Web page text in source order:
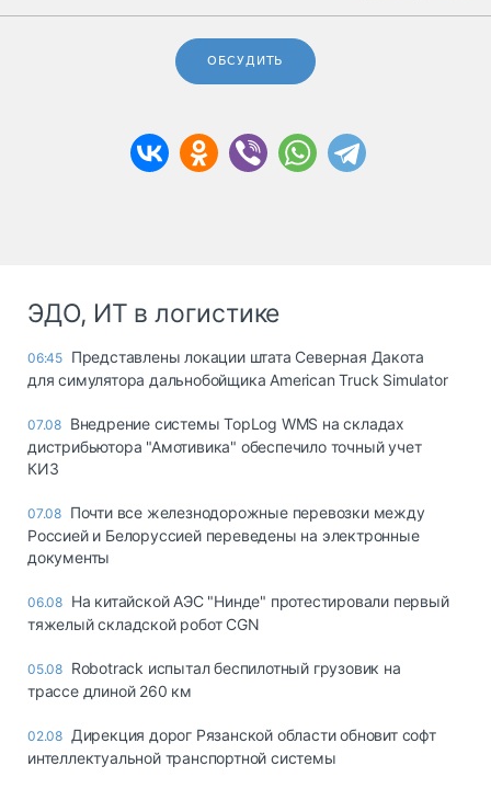
ОБСУДИТЬ
ЭДО, ИТ в логистике
06:45 Представлены локации штата Северная Дакота
для симулятора дальнобойщика American Truck Simulator
07.08 Внедрение системы TopLog WMS на складах
дистрибьютора "Амотивика" обеспечило точный учет
КИЗ
07.08 Почти все железнодорожные перевозки между
Россией и Белоруссией переведены на электронные
документы
06.08 На китайской АЭС "Нинде" протестировали первый
тяжелый складской робот CGN
05.08 Robotrack испытал беспилотный грузовик на
трассе длиной 260 км
02.08 Дирекция дорог Рязанской области обновит софт
интеллектуальной транспортной системы